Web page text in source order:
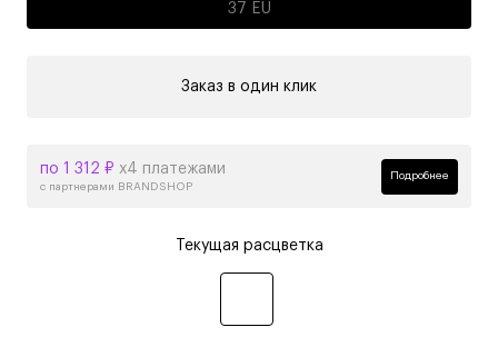
37 EU
Заказ в один клик
по 1 312 ₽ х4 платежами
с партнерами BRANDSHOP
Подробнее
Текущая расцветка